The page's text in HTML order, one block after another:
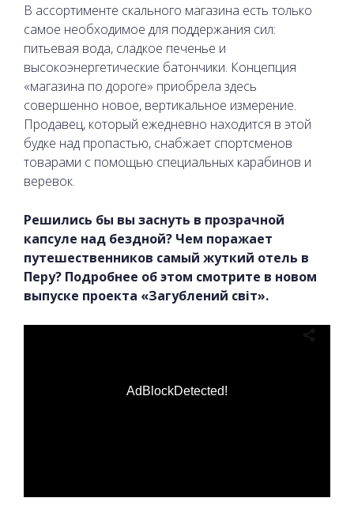
В ассортименте скального магазина есть только
самое необходимое для поддержания сил:
питьевая вода, сладкое печенье и
высокоэнергетические батончики. Концепция
«магазина по дороге» приобрела здесь
совершенно новое, вертикальное измерение.
Продавец, который ежедневно находится в этой
будке над пропастью, снабжает спортсменов
товарами с помощью специальных карабинов и
веревок.
Решились бы вы заснуть в прозрачной
капсуле над бездной? Чем поражает
путешественников самый жуткий отель в
Перу? Подробнее об этом смотрите в новом
выпуске проекта «Загублений світ».
AdBlockDetected!